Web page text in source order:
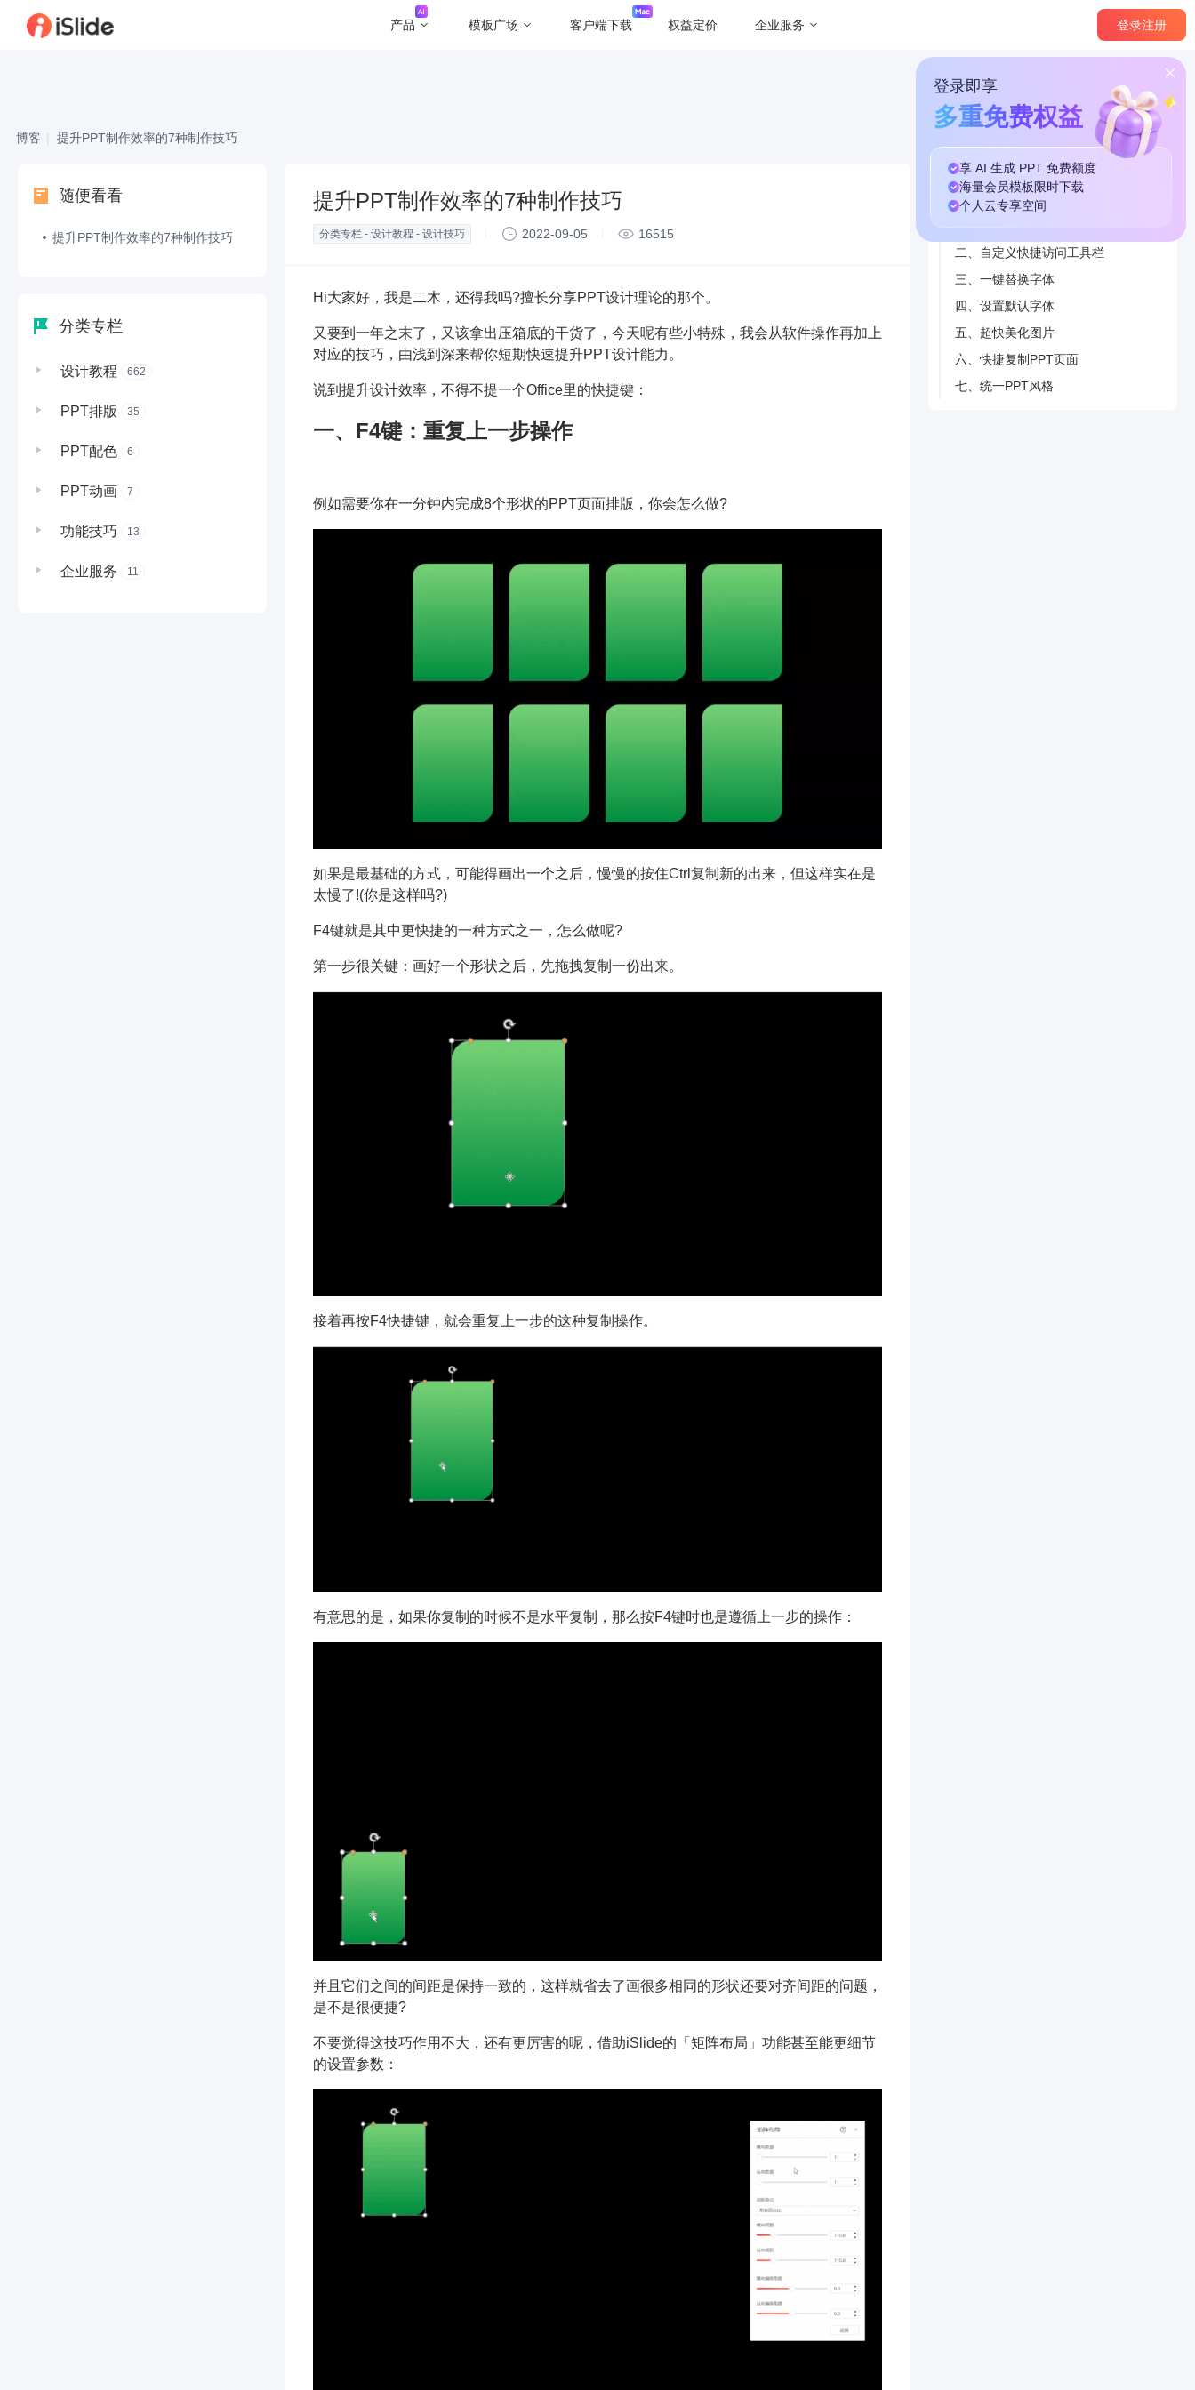
产品 模板广场 客户端下载 权益定价 企业服务 登录注册
登录即享
多重免费权益
享 AI 生成 PPT 免费额度
海量会员模板 限时下载
个人云专享空间
博客 提升PPT制作效率的7种制作技巧
随便看看
提升PPT制作效率的7种制作技巧
分类专栏
设计教程 662
PPT排版 35
PPT配色 6
PPT动画 7
功能技巧 13
企业服务 11
提升PPT制作效率的7种制作技巧
分类专栏 - 设计教程 - 设计技巧 2022-09-05 16515
Hi大家好，我是二木，还得我吗?擅长分享PPT设计理论的那个。
又要到一年之末了，又该拿出压箱底的干货了，今天呢有些小特殊，我会从软件操作再加上
对应的技巧，由浅到深来帮你短期快速提升PPT设计能力。
说到提升设计效率，不得不提一个Office里的快捷键：
一、F4键：重复上一步操作
例如需要你在一分钟内完成8个形状的PPT页面排版，你会怎么做?
如果是最基础的方式，可能得画出一个之后，慢慢的按住Ctrl复制新的出来，但这样实在是
太慢了!(你是这样吗?)
F4键就是其中更快捷的一种方式之一，怎么做呢?
第一步很关键：画好一个形状之后，先拖拽复制一份出来。
接着再按F4快捷键，就会重复上一步的这种复制操作。
有意思的是，如果你复制的时候不是水平复制，那么按F4键时也是遵循上一步的操作：
并且它们之间的间距是保持一致的，这样就省去了画很多相同的形状还要对齐间距的问题，
是不是很便捷?
不要觉得这技巧作用不大，还有更厉害的呢，借助iSlide的「矩阵布局」功能甚至能更细节
的设置参数：
本篇目录
二、自定义快捷访问工具栏
三、一键替换字体
四、设置默认字体
五、超快美化图片
六、快捷复制PPT页面
七、统一PPT风格